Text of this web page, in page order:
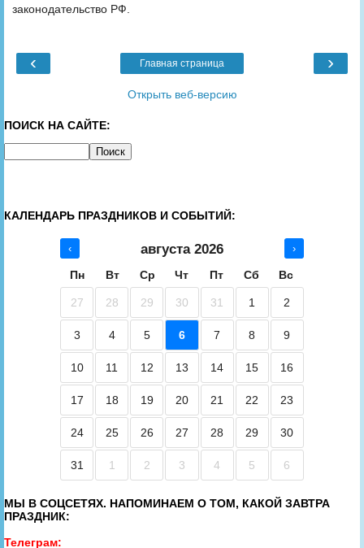
законодательство РФ.
‹ ›
Главная страница
Открыть веб-версию
ПОИСК НА САЙТЕ:
КАЛЕНДАРЬ ПРАЗДНИКОВ И СОБЫТИЙ:
‹ августа 2026 ›
Пн Вт Ср Чт Пт Сб Вс
27 28 29 30 31 1 2
3 4 5 6 7 8 9
10 11 12 13 14 15 16
17 18 19 20 21 22 23
24 25 26 27 28 29 30
31 1 2 3 4 5 6
МЫ В СОЦСЕТЯХ. НАПОМИНАЕМ О ТОМ, КАКОЙ ЗАВТРА
ПРАЗДНИК:
Телеграм: